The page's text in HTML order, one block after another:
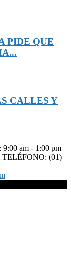
PIDE QUE
CALLES Y
am - 1:00 pm |
TELÉFONO: (01)